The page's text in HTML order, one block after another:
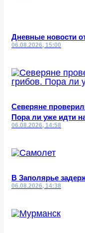
Дневные новости
06.08.2026, 15:00
Северяне
Пора ли уже идти
06.08.2026, 14:58
В Заполярье
06.08.2026, 14:38